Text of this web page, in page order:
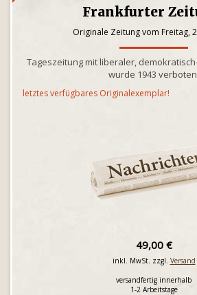
Frankfurter
Originale Zeitung vom Freitag,
Tageszeitung mit liberaler,
wurde 1943 verboten
letztes verfügbares Originalexemplar!
49,00 €
inkl. MwSt. zzgl. Versand
versandfertig innerhalb
1-2 Arbeitstage